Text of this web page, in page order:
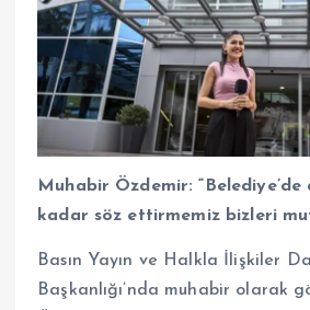
Muhabir Özdemir: “Belediye’de
kadar söz ettirmemiz bizleri
Basın Yayın ve Halkla İlişkiler
Başkanlığı’nda muhabir olarak